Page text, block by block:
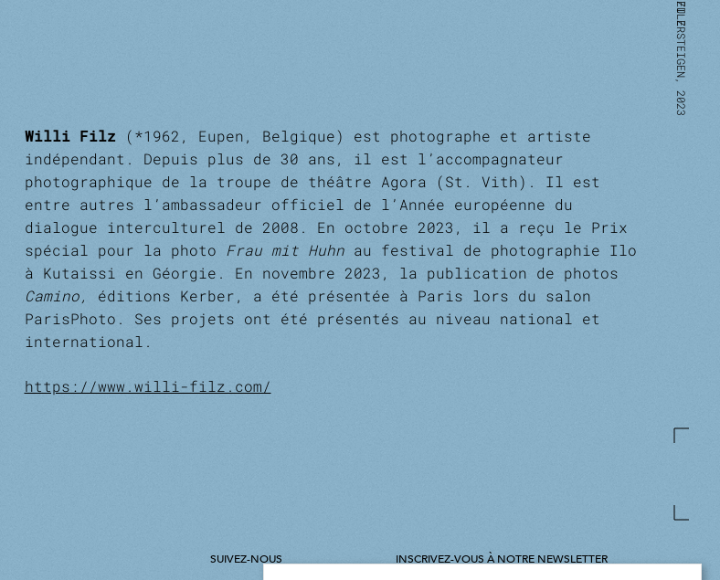
Willi Filz(*1962, Eupen, Belgique) est photographe et artiste
indépendant. Depuis plus de 30 ans, il est l’accompagnateur
photographique de la troupe de théâtre Agora (St. Vith). Il est
entre autres l’ambassadeur officiel de l’Année européenne du
dialogue interculturel de 2008. En octobre 2023, il a reçu le Prix
spécial pour la photo
Frau mit Huhn au festival de photographie Ilo
à Kutaissi en Géorgie. En novembre 2023, la publication de photos
Camino, éditions Kerber, a été présentée à Paris lors du salon
ParisPhoto. Ses projets ont été présentés au niveau national et
international.
https://www.willi-filz.com/
SUIVEZ-NOUS INSCRIVEZ-VOUS À NOTRE NEWSLETTER